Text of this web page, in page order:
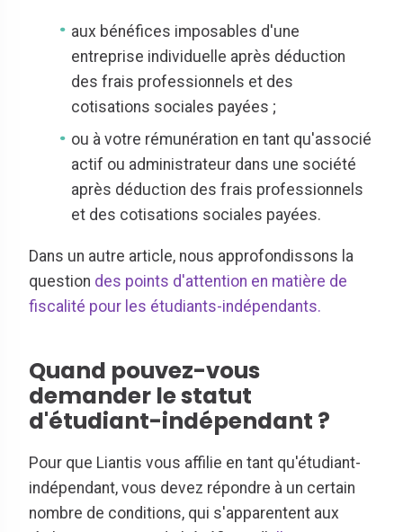
aux bénéfices imposables d'une
entreprise individuelle après déduction
des frais professionnels et des
cotisations sociales payées ;
ou à votre rémunération en tant qu'associé
actif ou administrateur dans une société
après déduction des frais professionnels
et des cotisations sociales payées.
Dans un autre article, nous approfondissons la
question des points d'attention en matière de
fiscalité pour les étudiants-indépendants.
Quand pouvez-vous
demander le statut
d'étudiant-indépendant ?
Pour que Liantis vous affilie en tant qu'étudiant-
indépendant, vous devez répondre à un certain
nombre de conditions, qui s'apparentent aux